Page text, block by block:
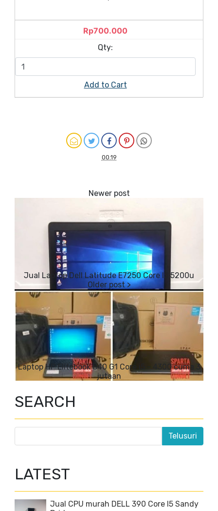
Rp700.000
Qty:
Add to Cart
00.19
Jual Laptop Dell Latitude E7250 Core I5 5200u
Laptop HP Elitebook 840 G1 Core i5 - 4300 cuma 3
jutaan
SEARCH
LATEST
Jual CPU murah DELL 390 Core I5 Sandy